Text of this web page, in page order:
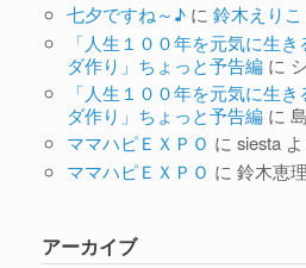
七夕ですね～♪に 鈴木えりこ
「人生１００年を元気に生
ダ作り」ちょっと予告編に
「人生１００年を元気に生
ダ作り」ちょっと予告編に
ママハピＥＸＰＯ に siestaよ
ママハピＥＸＰＯ に 鈴木恵
アーカイブ